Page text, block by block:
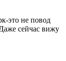
это не повод
сейчас вижу